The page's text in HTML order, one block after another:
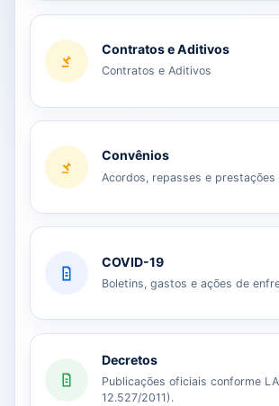
Contratos e Aditivos
Contratos e Aditivos
Convênios
Acordos, repasses e prestações
COVID-19
Boletins, gastos e ações de
Decretos
Publicações oficiais conforme
12.527/2011).